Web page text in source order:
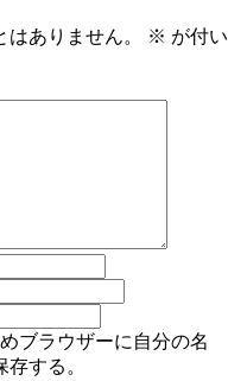
ありません。 ※ が付い
ブラウザーに自分の名
する。